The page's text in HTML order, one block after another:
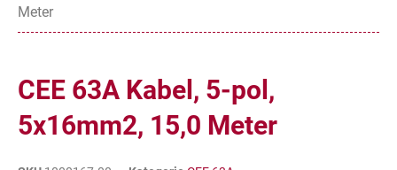
Meter
CEE 63A Kabel, 5-pol,
5x16mm2, 15,0 Meter